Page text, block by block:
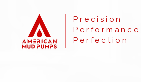
Precision
Performance
Perfection